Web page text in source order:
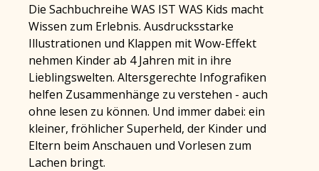
Die Sachbuchreihe WAS IST WAS Kids macht
Wissen zum Erlebnis. Ausdrucksstarke
Illustrationen und Klappen mit Wow-Effekt
nehmen Kinder ab 4 Jahren mit in ihre
Lieblingswelten. Altersgerechte Infografiken
helfen Zusammenhänge zu verstehen - auch
ohne lesen zu können. Und immer dabei: ein
kleiner, fröhlicher Superheld, der Kinder und
Eltern beim Anschauen und Vorlesen zum
Lachen bringt.